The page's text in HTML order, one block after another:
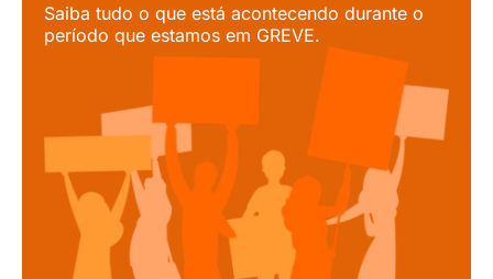
Saiba tudo o que está acontecendo durante o
período que estamos em GREVE.